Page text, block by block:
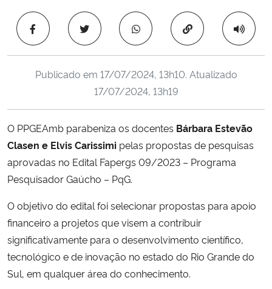
Ministério da Saúde
Ministério de Minas e Energia
Ministério da Ciência, Tecnologia, Inovações e Comunicações
Ministério do Meio Ambiente
Ministério do Desenvolvimento Regional
Controladoria-Geral da União
Ministério da Mulher, da Família e dos Direitos Humanos
Secretaria-Geral
Copiar para área
Publicado em 17/07/2024, 13h10. Atualizado
17/07/2024, 13h19
O PPGEAmb parabeniza os docentes Bárbara Estevão
Clasen e Elvis Carissimi pelas propostas de pesquisas
aprovadas no Edital Fapergs 09/2023 – Programa
Pesquisador Gaúcho – PqG.
O objetivo do edital foi selecionar propostas para apoio
financeiro a projetos que visem a contribuir
significativamente para o desenvolvimento científico,
tecnológico e de inovação no estado do Rio Grande do
Sul, em qualquer área do conhecimento.